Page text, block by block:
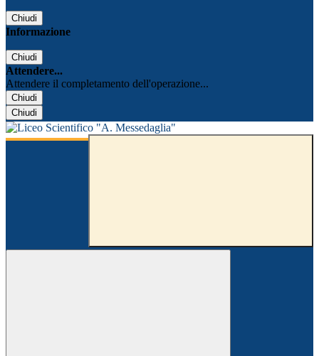
Chiudi
Informazione
Chiudi
Attendere...
Attendere il completamento dell'operazione...
Chiudi
Chiudi